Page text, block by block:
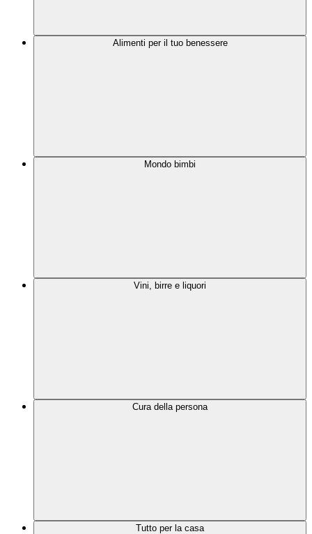
Alimenti per il tuo benessere
Mondo bimbi
Vini, birre e liquori
Cura della persona
Tutto per la casa